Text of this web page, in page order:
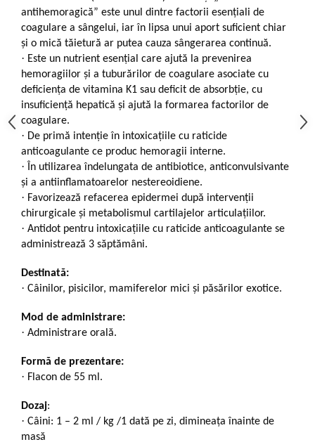
antihemoragică” este unul dintre factorii esențiali de
coagulare a sângelui, iar în lipsa unui aport suficient chiar
și o mică tăietură ar putea cauza sângerarea continuă.
· Este un nutrient esențial care ajută la prevenirea
hemoragiilor și a tuburărilor de coagulare asociate cu
deficiența de vitamina K1 sau deficit de absorbție, cu
insuficiență hepatică și ajută la formarea factorilor de
coagulare.
· De primă intenție în intoxicațiile cu raticide
anticoagulante ce produc hemoragii interne.
· În utilizarea îndelungata de antibiotice, anticonvulsivante
și a antiinflamatoarelor nestereoidiene.
· Favorizează refacerea epidermei după intervenții
chirurgicale și metabolismul cartilajelor articulațiilor.
· Antidot pentru intoxicațiile cu raticide anticoagulante se
administrează 3 săptămâni.
Destinată:
· Câinilor, pisicilor, mamiferelor mici și păsărilor exotice.
Mod de administrare:
· Administrare orală.
Formă de prezentare:
· Flacon de 55 ml.
Dozaj:
· Câini: 1 – 2 ml / kg /1 dată pe zi, dimineața înainte de
masă